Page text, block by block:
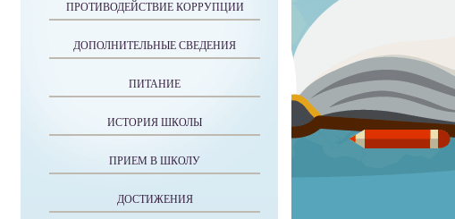
ПРОТИВОДЕЙСТВИЕ КОРРУПЦИИ
ДОПОЛНИТЕЛЬНЫЕ СВЕДЕНИЯ
ПИТАНИЕ
ИСТОРИЯ ШКОЛЫ
ПРИЕМ В ШКОЛУ
ДОСТИЖЕНИЯ